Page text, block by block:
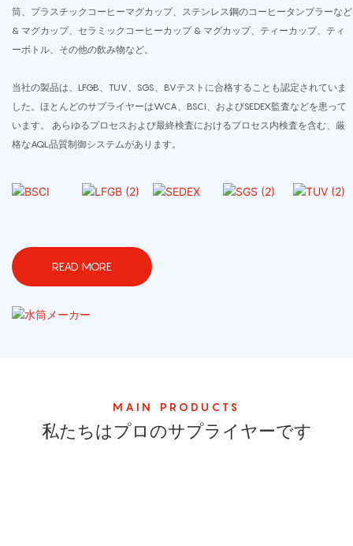
筒、プラスチックコーヒーマグカップ、ステンレス鋼のコーヒータンブラーなど
& マグカップ、セラミックコーヒーカップ & マグカップ、ティーカップ、ティ
ーボトル、その他の飲み物など。
当社の製品は、LFGB、TUV、SGS、BVテストに合格することも認定されていま
した。ほとんどのサプライヤーはWCA、BSCI、およびSEDEX監査などを患って
います。 あらゆるプロセスおよび最終検査におけるプロセス内検査を含む、厳
格なAQL品質制御システムがあります。
READ MORE
MAIN PRODUCTS
私たちはプロのサプライヤーです